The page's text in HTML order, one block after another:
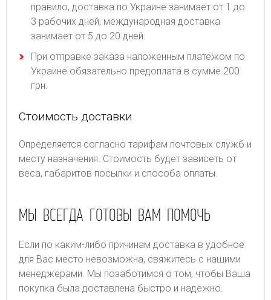
правило, доставка по Украине занимает от 1 до
3 рабочих дней, международная доставка
занимает от 5 до 20 дней.
При отправке заказа наложенным платежом по
Украине обязательно предоплата в сумме 200
грн.
Стоимость доставки
Определяется согласно тарифам почтовых служб и
месту назначения. Стоимость будет зависеть от
веса, габаритов посылки и способа оплаты.
МЫ ВСЕГДА ГОТОВЫ ВАМ ПОМОЧЬ
Если по каким-либо причинам доставка в удобное
для Вас место невозможна, свяжитесь с нашими
менеджерами. Мы позаботимся о том, чтобы Ваша
покупка была доставлена быстро и надежно.